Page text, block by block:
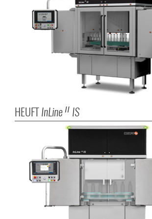
HEUFTInLine II IS